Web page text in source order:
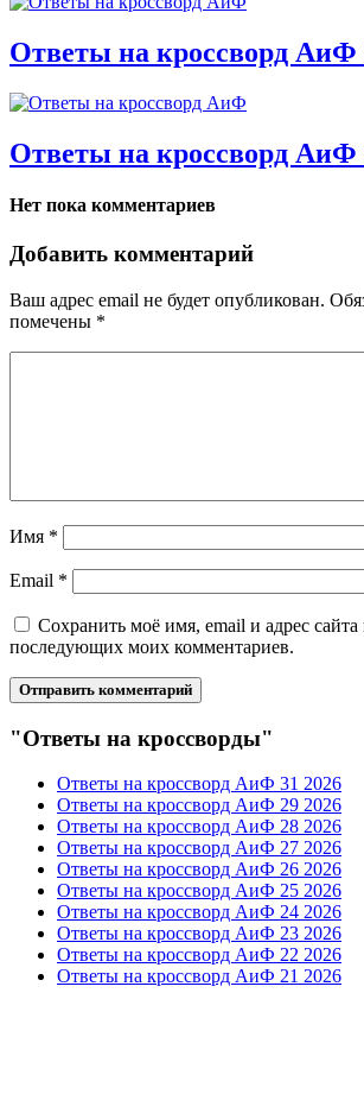
Ответы на кроссворд АиФ
Ответы на кроссворд АиФ
Нет пока комментариев
Добавить комментарий
Ваш адрес email не будет опубликован.
помечены *
Имя *
Email *
Сохранить моё имя, email и адрес сайта
последующих моих комментариев.
"Ответы на кроссворды"
Ответы на кроссворд АиФ 31 2026
Ответы на кроссворд АиФ 29 2026
Ответы на кроссворд АиФ 28 2026
Ответы на кроссворд АиФ 27 2026
Ответы на кроссворд АиФ 26 2026
Ответы на кроссворд АиФ 25 2026
Ответы на кроссворд АиФ 24 2026
Ответы на кроссворд АиФ 23 2026
Ответы на кроссворд АиФ 22 2026
Ответы на кроссворд АиФ 21 2026